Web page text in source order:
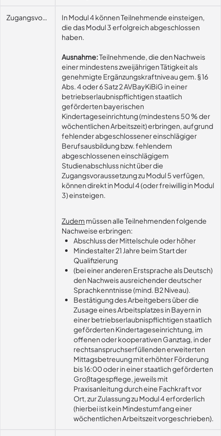
ZugangsvoraussetzungenIn Modul 4 können Teilnehmende einsteigen,
die das Modul 3 erfolgreich abgeschlossen
haben.
Ausnahme:Teilnehmende, die den Nachweis
einer mindestens zweijährigen Tätigkeit als
genehmigte Ergänzungskraftniveau gem. § 16
Abs. 4 oder 6 Satz 2 AVBayKiBiG in einer
betriebserlaubnispflichtigen staatlich
geförderten bayerischen
Kindertageseinrichtung (mindestens 50 % der
wöchentlichen Arbeitszeit) erbringen, aufgrund
fehlender abgeschlossener einschlägiger
Berufsausbildung bzw. fehlendem
abgeschlossenen einschlägigem
Studienabschluss nicht über die
Zugangsvoraussetzung zu Modul 5 verfügen,
können direkt in Modul 4 (oder freiwillig in Modul
3) einsteigen.
Zudem müssen alle Teilnehmenden folgende
Nachweise erbringen:
Abschluss der Mittelschule oder höher
Mindestalter 21 Jahre beim Start der
Qualifizierung
(bei einer anderen Erstsprache als Deutsch)
den Nachweis ausreichender deutscher
Sprachkenntnisse (mind. B2 Niveau).
Bestätigung des Arbeitgebers über die
Zusage eines Arbeitsplatzes in Bayern in
einer betriebserlaubnispflichtigen staatlich
geförderten Kindertageseinrichtung, im
offenen oder kooperativen Ganztag, in der
rechtsanspruchserfüllenden erweiterten
Mittagsbetreuung mit erhöhter Förderung
bis 16:00 oder in einer staatlich geförderten
Großtagespflege, jeweils mit
Praxisanleitung durch eine Fachkraft vor
Ort, zur Zulassung zu Modul 4 erforderlich
(hierbei ist kein Mindestumfang einer
wöchentlichen Arbeitszeit vorgeschrieben).